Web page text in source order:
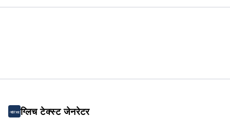
ग्लिच टेक्स्ट जेनरेटर